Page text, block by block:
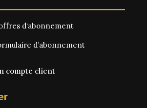
d‘abonnement
d’abonnement
compte client